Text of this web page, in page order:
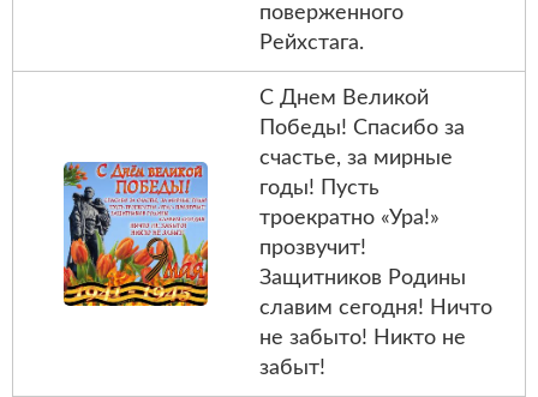
поверженного
Рейхстага.
С Днем Великой
Победы! Спасибо за
счастье, за мирные
годы! Пусть
троекратно «Ура!»
прозвучит!
Защитников Родины
славим сегодня! Ничто
не забыто! Никто не
забыт!